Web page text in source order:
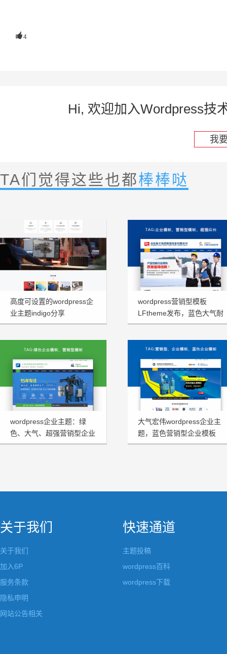
4
Hi, 欢迎加入Wordpress技
我
TA们觉得这些也都棒棒哒
高度可设置的wordpress企
业主题indigo分享
wordpress营销型模板
LFtheme发布，蓝色大气耐
看型首选
wordpress企业主题：绿
色、大气、超强营销型企业
模板HRtheme发布
大气宏伟wordpress企业主
题，蓝色营销型企业模板
HJtheme发布
关于我们
关于我们
加入6P
服务条款
隐私申明
网站公告相关
快速通道
主题投稿
wordpress百科
wordpress下载